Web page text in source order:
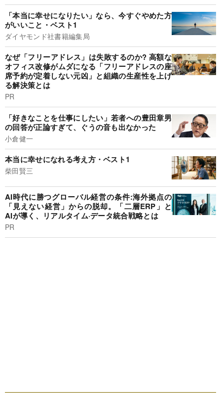
「本当に幸せになりたい」なら、今すぐやめた方
がいいこと・ベスト1
ダイヤモンド社書籍編集局
なぜ「フリーアドレス」は失敗するのか? 高額な
オフィス改修がムダになる「フリーアドレスの座
席予約が定着しない元凶」と組織の生産性を上げ
る解決策とは
PR
「好きなことを仕事にしたい」若者への豊田章男
の回答が正論すぎて、ぐうの音も出なかった
小倉健一
本当に幸せになれる考え方・ベスト1
柴田賢三
AI時代に勝つグローバル経営の条件:海外拠点の
「見えない経営」からの脱却。「二層ERP」と
AIが導く、リアルタイム·データ統合戦略とは
PR